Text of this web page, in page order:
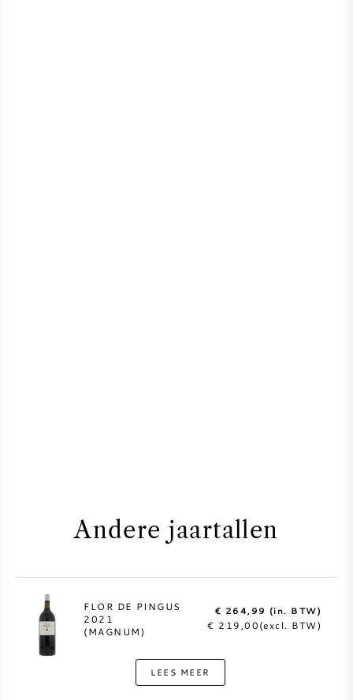
Andere jaartallen
FLOR DE PINGUS
2021
(MAGNUM)
€ 264,99 (in. BTW)
€ 219,00(excl. BTW)
LEES MEER